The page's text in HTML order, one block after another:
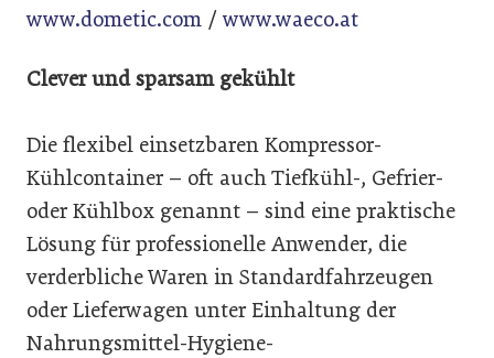
www.dometic.com /www.waeco.at
Clever und sparsam gekühlt
Die flexibel einsetzbaren Kompressor-
Kühlcontainer – oft auch Tiefkühl-, Gefrier-
oder Kühlbox genannt – sind eine praktische
Lösung für professionelle Anwender, die
verderbliche Waren in Standardfahrzeugen
oder Lieferwagen unter Einhaltung der
Nahrungsmittel-Hygiene-